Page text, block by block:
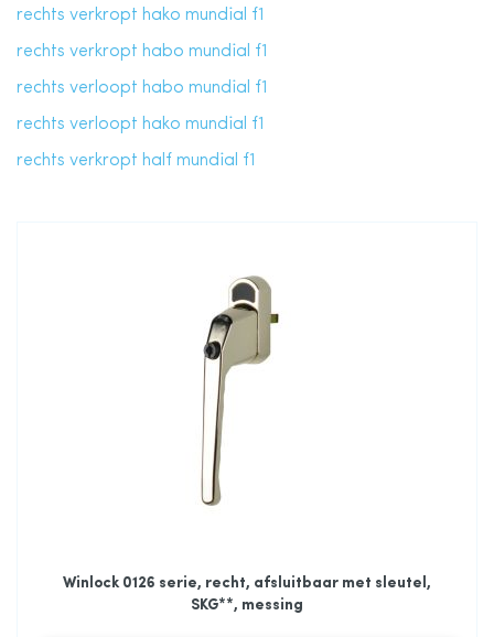
rechts verkropt hako mundial f1
rechts verkropt habo mundial f1
rechts verloopt habo mundial f1
rechts verloopt hako mundial f1
rechts verkropt half mundial f1
Winlock 0126 serie, recht, afsluitbaar met sleutel,
SKG**, messing